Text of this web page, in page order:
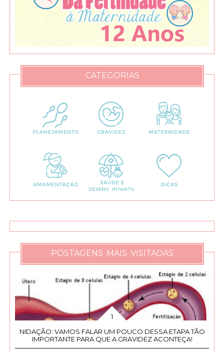
CATEGORIAS
POSTAGENS MAIS VISITADAS
NIDAÇÃO: VAMOS FALAR UM POUCO DESSA ETAPA TÃO
IMPORTANTE PARA QUE A GRAVIDEZ ACONTEÇA!